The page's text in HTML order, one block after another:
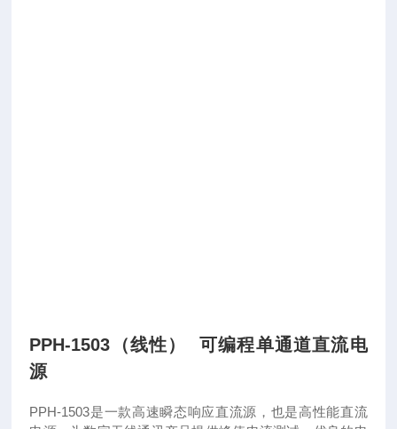
PPH-1503（线性） 可编程单通道直流电
源
PPH-1503是一款高速瞬态响应直流源，也是高性能直流